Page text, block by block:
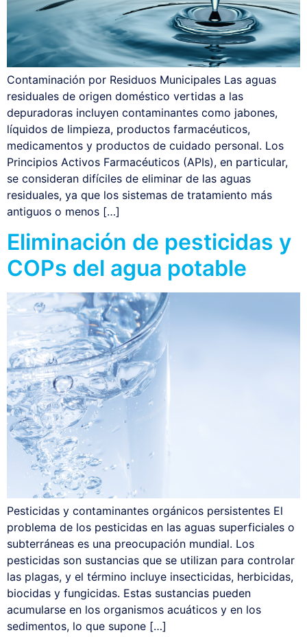
Contaminación por Residuos Municipales Las aguas
residuales de origen doméstico vertidas a las
depuradoras incluyen contaminantes como jabones,
líquidos de limpieza, productos farmacéuticos,
medicamentos y productos de cuidado personal. Los
Principios Activos Farmacéuticos (APIs), en particular,
se consideran difíciles de eliminar de las aguas
residuales, ya que los sistemas de tratamiento más
antiguos o menos […]
Eliminación de pesticidas y
COPs del agua potable
Pesticidas y contaminantes orgánicos persistentes El
problema de los pesticidas en las aguas superficiales o
subterráneas es una preocupación mundial. Los
pesticidas son sustancias que se utilizan para controlar
las plagas, y el término incluye insecticidas, herbicidas,
biocidas y fungicidas. Estas sustancias pueden
acumularse en los organismos acuáticos y en los
sedimentos, lo que supone […]